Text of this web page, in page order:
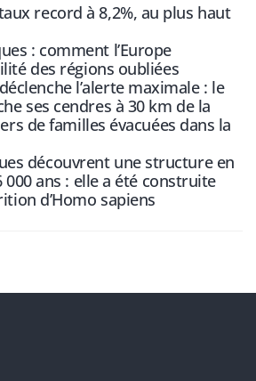
record à 8,2%, au plus haut
: comment l’Europe
des régions oubliées
l’alerte maximale : le
ses cendres à 30 km de la
de familles évacuées dans la
découvrent une structure en
000 ans : elle a été construite
d’Homo sapiens